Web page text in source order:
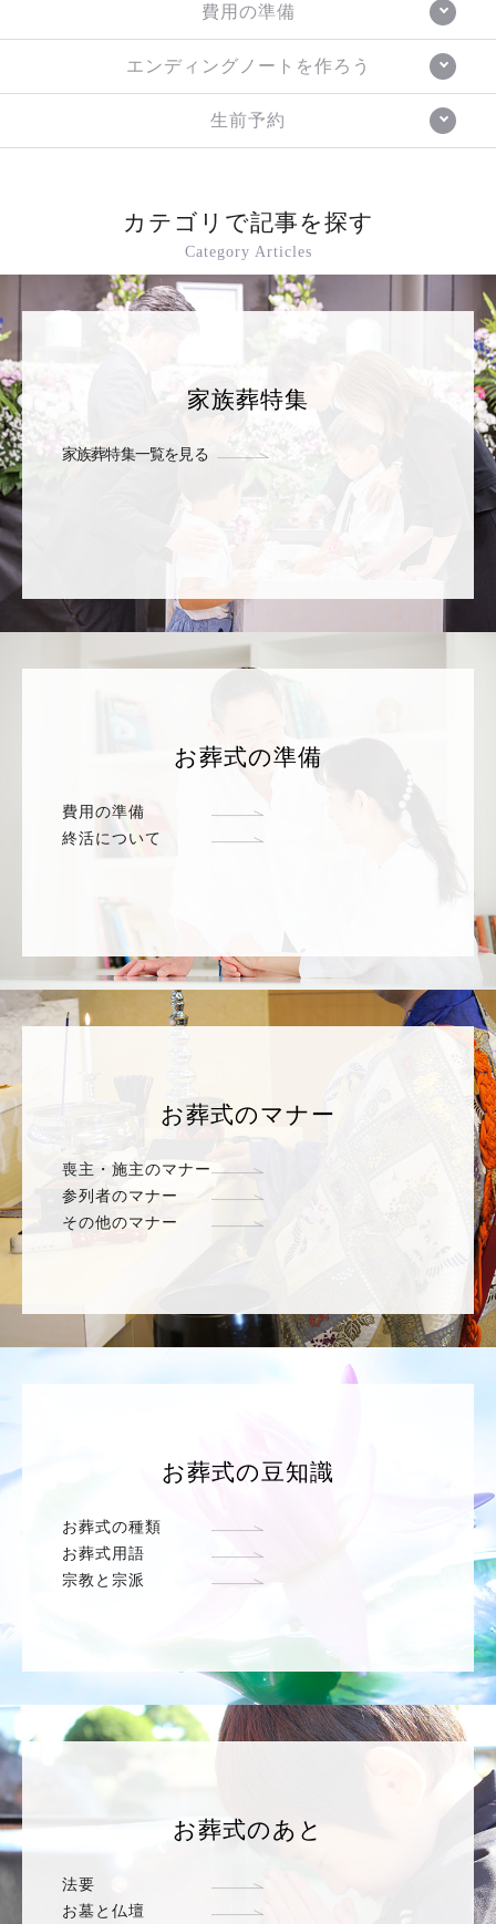
費用の準備
エンディングノートを作ろう
生前予約
カテゴリで記事を探す
Category Articles
家族葬特集
家族葬特集一覧を見る
お葬式の準備
費用の準備
終活について
お葬式のマナー
喪主・施主のマナー
参列者のマナー
その他のマナー
お葬式の豆知識
お葬式の種類
お葬式用語
宗教と宗派
お葬式のあと
法要
お墓と仏壇